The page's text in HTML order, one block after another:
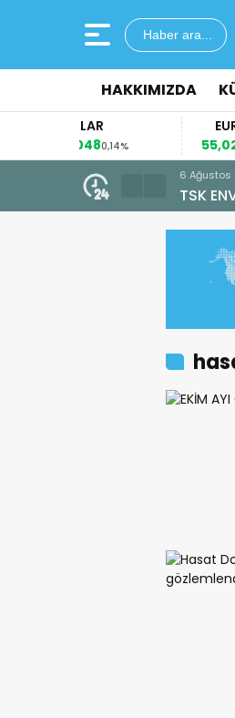
Haber ara...
HAKKIMIZDA
0,14%
EURO
55,0261